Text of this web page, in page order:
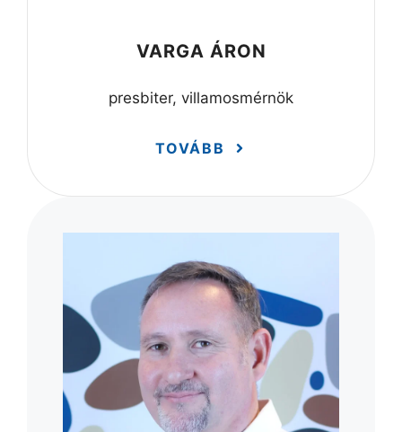
VARGA ÁRON
presbiter, villamosmérnök
TOVÁBB